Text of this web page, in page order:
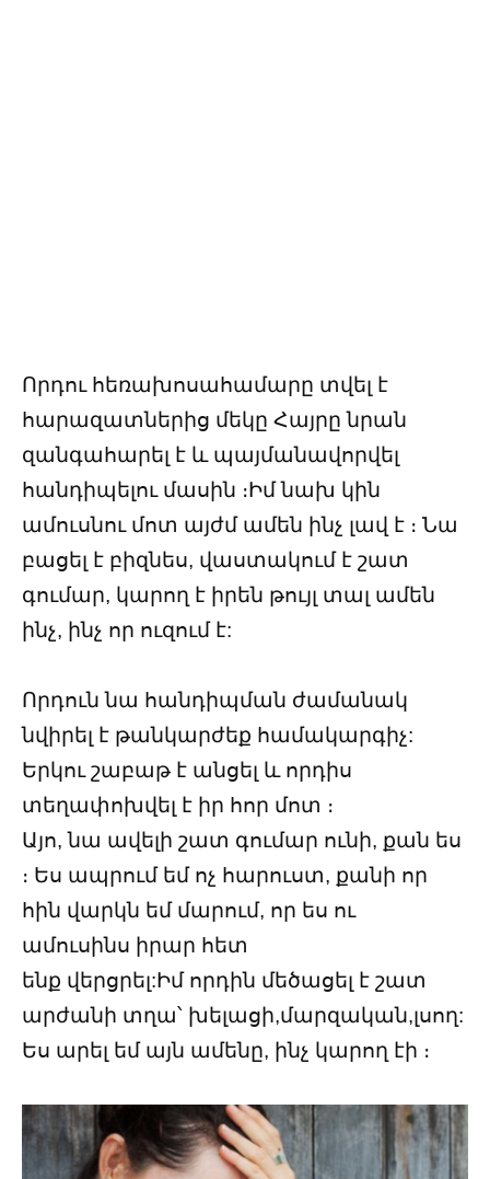
Որդու հեռախոսահամարը տվել է
հարազատներից մեկը Հայրը նրան
զանգահարել է և պայմանավորվել
հանդիպելու մասին ։Իմ նախ կին
ամուսնու մոտ այժմ ամեն ինչ լավ է ։ Նա
բացել է բիզնես, վաստակում է շատ
գումար, կարող է իրեն թույլ տալ ամեն
ինչ, ինչ որ ուզում է:
Որդուն նա հանդիպման ժամանակ
նվիրել է թանկարժեք համակարգիչ:
Երկու շաբաթ է անցել և որդիս
տեղափոխվել է իր հոր մոտ ։
Այո, նա ավելի շատ գումար ունի, քան ես
։ Ես ապրում եմ ոչ հարուստ, քանի որ
հին վարկն եմ մարում, որ ես ու
ամուսինս իրար հետ
ենք վերցրել:Իմ որդին մեծացել է շատ
արժանի տղա՝ խելացի,մարզական,լսող:
Ես արել եմ այն ամենը, ինչ կարող էի ։